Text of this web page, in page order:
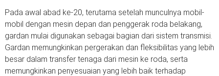
Pada awal abad ke-20, terutama setelah munculnya mobil-
mobil dengan mesin depan dan penggerak roda belakang,
gardan mulai digunakan sebagai bagian dari sistem transmisi.
Gardan memungkinkan pergerakan dan fleksibilitas yang lebih
besar dalam transfer tenaga dari mesin ke roda, serta
memungkinkan penyesuaian yang lebih baik terhadap